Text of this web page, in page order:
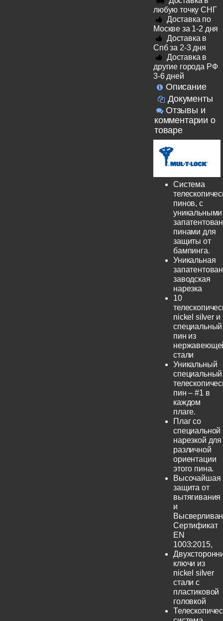
любую точку СНГ
Доставка по
Москве за 1-2 дня
Доставка в
Спб за 2-3 дня
Доставка в
другие города РФ
3-6 дней
Описание
Документы
Отзывы и
комментарии о
товаре
Система
пинов, с
уникальными
пинами для
защиты от
бампинга.
Уникальная
заводская
нарезка
10
nickel silver и
специальный
пин из
стали
Уникальный
специальный
пин – #1 в
каждом
плаге.
Плаг со
специальной
нарезкой для
различной
ориентации
этого пина.
Высочайшая
защита от
вытягивания
и
Сертификат
EN
1003:2015,
ключи из
nickel silver
стали с
пластиковой
головкой